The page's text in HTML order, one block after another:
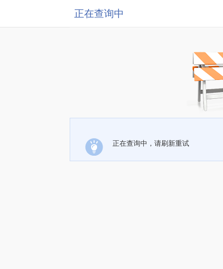
正在查询中
正在查询中，请刷新重试